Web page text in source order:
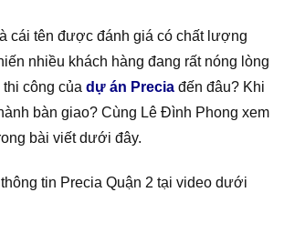
là cái tên được đánh giá có chất lượng
nhiều khách hàng đang rất nóng lòng
công của dự án Precia đến đâu? Khi
bàn giao? Cùng Lê Đình Phong xem
bài viết dưới đây.
tin Precia Quận 2 tại video dưới